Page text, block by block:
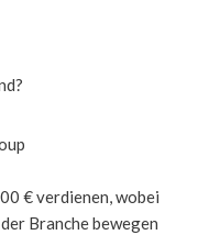
€ verdienen, wobei
Branche bewegen